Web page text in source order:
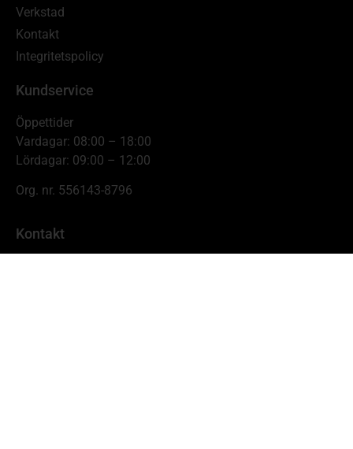
Verkstad
Kontakt
Integritetspolicy
Kundservice
Öppettider
Vardagar: 08:00 – 18:00
Lördagar: 09:00 – 12:00
Org. nr. 556143-8796
Kontakt